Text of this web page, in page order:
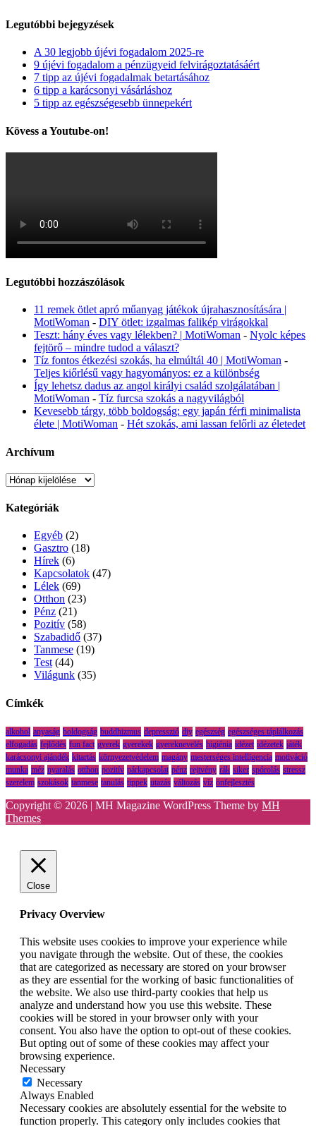
Legutóbbi bejegyzések
A 30 legjobb újévi fogadalom 2025-re
9 újévi fogadalom a pénzügyeid felvirágoztatásáért
7 tipp az újévi fogadalmak betartásához
6 tipp a karácsonyi vásárláshoz
5 tipp az egészségesebb ünnepekért
Kövess a Youtube-on!
Legutóbbi hozzászólások
11 remek ötlet apró műanyag játékok újrahasznosítására |
MotiWoman - DIY ötlet: izgalmas falikép virágokkal
Teszt: hány éves vagy lélekben? | MotiWoman - Nyolc képes
fejtörő – mindre tudod a választ?
Tíz fontos étkezési szokás, ha elmúltál 40 | MotiWoman -
Teljes kiőrlésű vagy hagyományos: ez a különbség
Így lehetsz dadus az angol királyi család szolgálatában |
MotiWoman - Tíz furcsa szokás a nagyvilágból
Kevesebb tárgy, több boldogság: egy japán férfi minimalista
élete | MotiWoman - Hét szokás, ami lassan felőrli az életedet
Archívum
Archívum
Kategóriák
Egyéb (2)
Gasztro (18)
Hírek (6)
Kapcsolatok (47)
Lélek (69)
Otthon (23)
Pénz (21)
Pozitív (58)
Szabadidő (37)
Tanmese (19)
Test (44)
Világunk (35)
Címkék
alkohol anyaság boldogság buddhizmus depresszió diy egészség egészséges táplálkozás
elfogadás fejlődés fun fact gyerek gyerekek gyereknevelés higiénia idézet idézetek játék
karácsonyi ajándék kitartás környezetvédelem magány mesterséges intelligencia motiváció
munka méz nyaralás otthon pozitív párkapcsolat pénz rejtvény rák siker spórolás stressz
szerelem szokások tanmese tanulás tippek utazás változás víz önfejlesztés
Copyright © 2026 | MH Magazine WordPress Theme by MH
Themes
Close
Privacy Overview
This website uses cookies to improve your experience while
you navigate through the website. Out of these, the cookies
that are categorized as necessary are stored on your browser
as they are essential for the working of basic functionalities of
the website. We also use third-party cookies that help us
analyze and understand how you use this website. These
cookies will be stored in your browser only with your
consent. You also have the option to opt-out of these cookies.
But opting out of some of these cookies may affect your
browsing experience.
Necessary
Necessary
Always Enabled
Necessary cookies are absolutely essential for the website to
function properly. This category only includes cookies that